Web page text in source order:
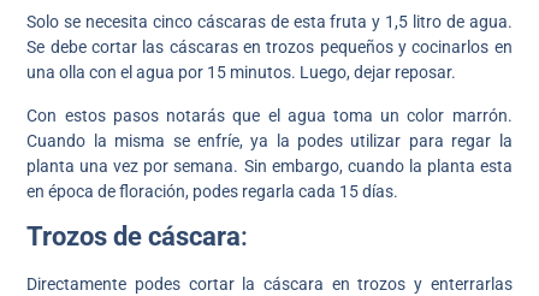
Solo se necesita cinco cáscaras de esta fruta y 1,5 litro de agua.
Se debe cortar las cáscaras en trozos pequeños y cocinarlos en
una olla con el agua por 15 minutos. Luego, dejar reposar.
Con estos pasos notarás que el agua toma un color marrón.
Cuando la misma se enfríe, ya la podes utilizar para regar la
planta una vez por semana. Sin embargo, cuando la planta esta
en época de floración, podes regarla cada 15 días.
Trozos de cáscara:
Directamente podes cortar la cáscara en trozos y enterrarlas